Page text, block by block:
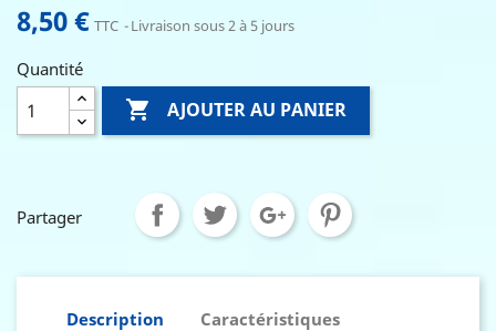
8,50 € TTC Livraison sous 2 à 5 jours
Quantité
 AJOUTER AU PANIER
Partager
Description
Caractéristiques